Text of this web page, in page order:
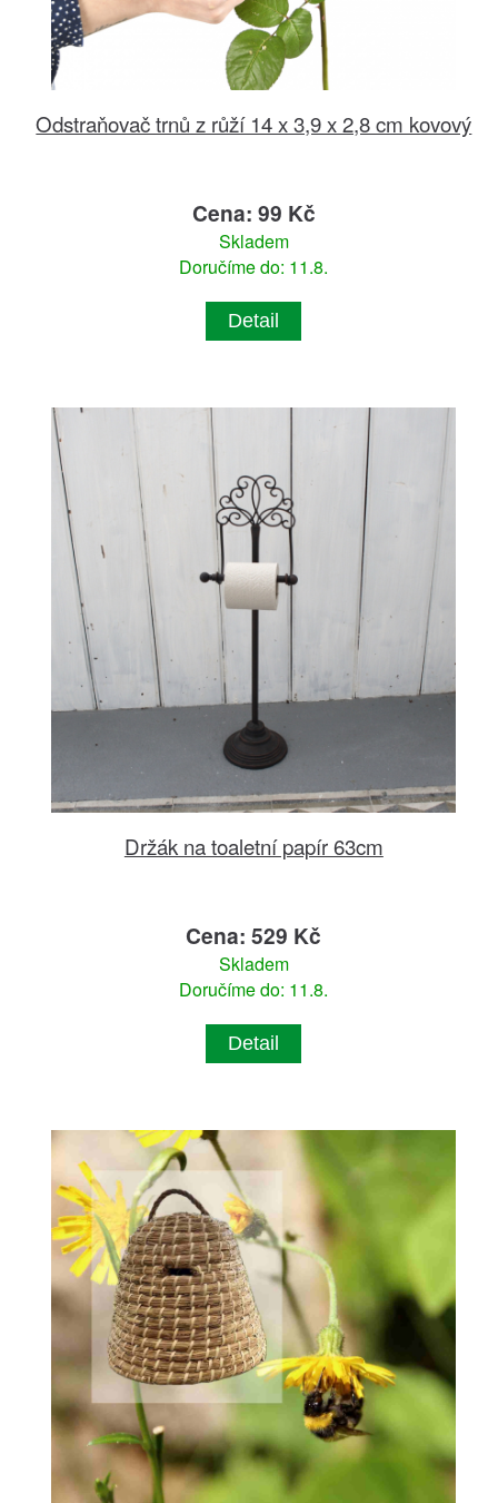
Odstraňovač trnů z růží 14 x 3,9 x 2,8 cm kovový
Cena: 99 Kč
Skladem
Doručíme do: 11.8.
Detail
Držák na toaletní papír 63cm
Cena: 529 Kč
Skladem
Doručíme do: 11.8.
Detail